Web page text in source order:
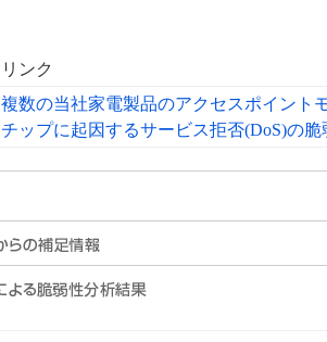
リンク
複数の当社家電製品のアクセスポイント
チップに起因するサービス拒否(DoS)の脆